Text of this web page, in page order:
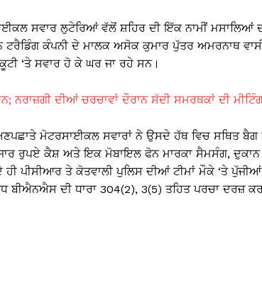
ਸਵਾਰ ਲੁਟੇਰਿਆਂ ਵੱਲੋਂ ਸ਼ਹਿਰ ਦੀ ਇੱਕ ਨਾਮੀਂ ਮਸਾਲਿਆਂ
ਕੰਪਨੀ ਦੇ ਮਾਲਕ ਅਸੋਕ ਕੁਮਾਰ ਪੁੱਤਰ ਅਮਰਨਾਥ
‘ਤੇ ਸਵਾਰ ਹੋ ਕੇ ਘਰ ਜਾ ਰਹੇ ਸਨ।
ਨਰਾਜ਼ਗੀ ਦੀਆਂ ਚਰਚਾਵਾਂ ਦੌਰਾਨ ਸੱਦੀ ਸਮਰਥਕਾਂ ਦੀ
ਮੋਟਰਸਾਈਕਲ ਸਵਾਰਾਂ ਨੇ ਉਸਦੇ ਹੱਥ ਵਿਚ ਸਥਿਤ ਬੈਗ
ਰੁਪਏ ਕੈਸ਼ ਅਤੇ ਇਕ ਮੋਬਾਇਲ ਫੋਨ ਮਾਰਕਾ ਸੈਮਸੰਗ, ਦੁਕਾਨ
ਪੀਸੀਆਰ ਤੇ ਕੋਤਵਾਲੀ ਪੁਲਿਸ ਦੀਆਂ ਟੀਮਾਂ ਮੌਕੇ ‘ਤੇ ਪੁੱਜੀਆਂ
ਬੀਐਨਐਸ ਦੀ ਧਾਰਾ 304(2), 3(5) ਤਹਿਤ ਪਰਚਾ ਦਰਜ਼